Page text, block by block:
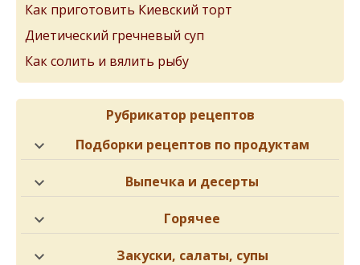
Как приготовить Киевский торт
Диетический гречневый суп
Как солить и вялить рыбу
Рубрикатор рецептов
Подборки рецептов по продуктам
Выпечка и десерты
Горячее
Закуски, салаты, супы